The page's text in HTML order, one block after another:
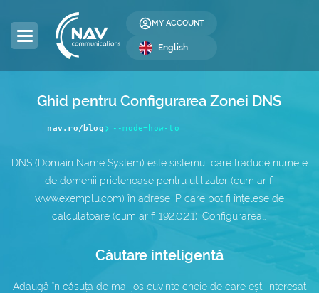
MY ACCOUNT
English
DOMAINS
Domain Registration
Domain Transfer
HOSTING
Web Hosting
WordPress Hosting
WordPress Hosting
SERVERS
Dedicated Servers
Servers
COLOCATION
Server Colocation
Data Center (DC)
RESELLER
Reseller Hosting
Reseller Domains
LICENSES
Windows Licenses
cPanel Licenses
SECURITY
SSL Certificates
Website Security
DEVELOPMENT
Web Design
SEO Optimization
BUSINESS
Global Internet
IP Address Allocation
COMPANY
About Us
Contact
Ghid pentru Configurarea Zonei DNS
nav.ro/blog --mode=how-to
DNS (Domain Name System) este sistemul care traduce numele
de domenii prietenoase pentru utilizator (cum ar fi
www.exemplu.com) în adrese IP care pot fi înțelese de
calculatoare (cum ar fi 192.0.2.1). Configurarea…
Căutare inteligentă
Adaugă în căsuța de mai jos cuvinte cheie de care ești interesat